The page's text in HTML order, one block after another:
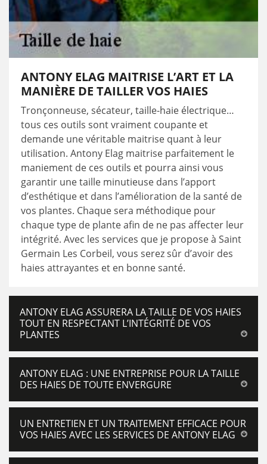
ANTONY ELAG MAITRISE L’ART ET LA
MANIÈRE DE TAILLER VOS HAIES
Tronçonneuse, sécateur, taille-haie électrique…
tous ces outils sont vraiment coupante et
demande une véritable maitrise quant à leur
utilisation. Antony Elag maitrise parfaitement le
maniement de ces outils et pourra ainsi vous
garantir une taille minutieuse dans l’apport
d’esthétique et dans l’amélioration de la santé de
vos plantes. Chaque sera méthodique pour
chaque type de plante afin de ne pas affecter leur
intégrité. Avec les services que je propose à Saint
Germain Les Corbeil, vous serez sûr d’avoir des
haies attrayantes et en bonne santé.
ANTONY ELAG ASSURERA LA TAILLE DE VOS HAIES
TOUT EN RESPECTANT L’INTÉGRITÉ DE VOS
PLANTES
ANTONY ELAG : UNE ENTREPRISE POUR LA TAILLE
DES HAIES DE TOUTE ENVERGURE
UN ENTRETIEN ET UN TRAITEMENT EFFICACE POUR
VOS HAIES AVEC LES SERVICES DE ANTONY ELAG